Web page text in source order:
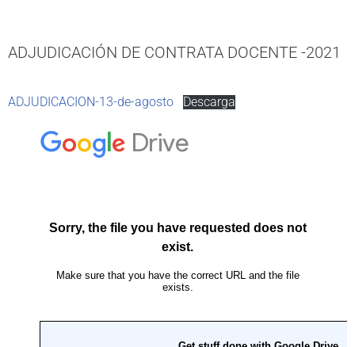
ADJUDICACIÓN DE CONTRATA DOCENTE -2021
ADJUDICACION-13-de-agosto Descarga